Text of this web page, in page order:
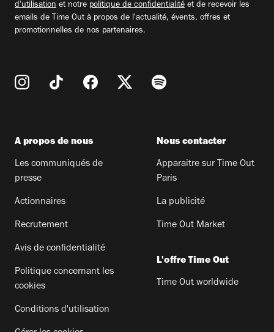
d'utilisation et notre politique de confidentialité et de recevoir les
emails de Time Out à propos de l'actualité, évents, offres et
promotionnelles de nos partenaires.
A propos de nous
Les communiqués de
presse
Actionnaires
Recrutement
Avis de confidentialité
Politique concernant les
cookies
Conditions d'utilisation
Nous contacter
Apparaitre sur Time Out
Paris
La publicité
Time Out Market
L'offre Time Out
Time Out worldwide